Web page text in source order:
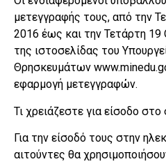
μετεγγραφής τους, από την
2016 έως και την Τετάρτη
της ιστοσελίδας του
Θρησκευμάτων
εφαρμογή μετεγγραφών.
Τι χρειάζεστε για είσοδο
Για την είσοδό τους στην
αιτούντες θα